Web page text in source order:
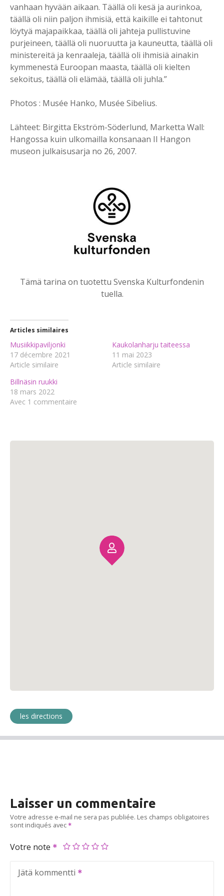
vanhaan hyvään aikaan. Täällä oli kesä ja aurinkoa,
täällä oli niin paljon ihmisiä, että kaikille ei tahtonut
löytyä majapaikkaa, täällä oli jahteja pullistuvine
purjeineen, täällä oli nuoruutta ja kauneutta, täällä oli
ministereitä ja kenraaleja, täällä oli ihmisiä ainakin
kymmenestä Euroopan maasta, täällä oli kielten
sekoitus, täällä oli elämää, täällä oli juhla.”
Photos : Musée Hanko, Musée Sibelius.
Lähteet: Birgitta Ekström-Söderlund, Marketta Wall:
Hangossa kuin ulkomailla konsanaan II Hangon
museon julkaisusarja no 26, 2007.
Tämä tarina on tuotettu Svenska Kulturfondenin
tuella.
Articles similaires
Musiikkipaviljonki
17 décembre 2021
Article similaire
Kaukolanharju taiteessa
11 mai 2023
Article similaire
Billnäsin ruukki
18 mars 2022
Avec 1 commentaire
les directions
Laisser un commentaire
Votre adresse e-mail ne sera pas publiée. Les champs obligatoires
sont indiqués avec
Votre note
Jätä kommentti